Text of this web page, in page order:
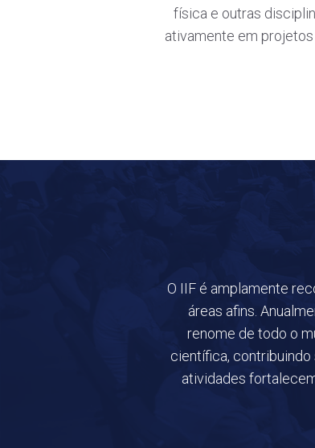
física e outras
ativamente em
O IIF é amplamente
áreas afins.
renome de todo o
científica,
atividades